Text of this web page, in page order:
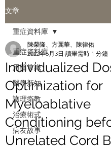
文章
重症資料庫
用藥常識
醫學新知
護理衛教
治療術式
病友故事
重症資料庫
Individualized
Optimization for
Myeloablative
Conditioning
Unrelated Cord
陳榮隆、方麗華、陳律佑
2022年6月3日 讀畢需時 1 分鐘